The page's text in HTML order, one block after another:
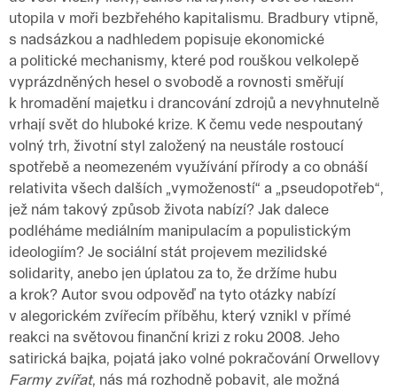
utopila v moři bezbřehého kapitalismu. Bradbury vtipně,
s nadsázkou a nadhledem popisuje ekonomické
a politické mechanismy, které pod rouškou velkolepě
vyprázdněných hesel o svobodě a rovnosti směřují
k hromadění majetku i drancování zdrojů a nevyhnutelně
vrhají svět do hluboké krize. K čemu vede nespoutaný
volný trh, životní styl založený na neustále rostoucí
spotřebě a neomezeném využívání přírody a co obnáší
relativita všech dalších „vymožeností“ a „pseudopotřeb“,
jež nám takový způsob života nabízí? Jak dalece
podléháme mediálním manipulacím a populistickým
ideologiím? Je sociální stát projevem mezilidské
solidarity, anebo jen úplatou za to, že držíme hubu
a krok? Autor svou odpověď na tyto otázky nabízí
v alegorickém zvířecím příběhu, který vznikl v přímé
reakci na světovou finanční krizi z roku 2008. Jeho
satirická bajka, pojatá jako volné pokračování Orwellovy
Farmy zvířat, nás má rozhodně pobavit, ale možná